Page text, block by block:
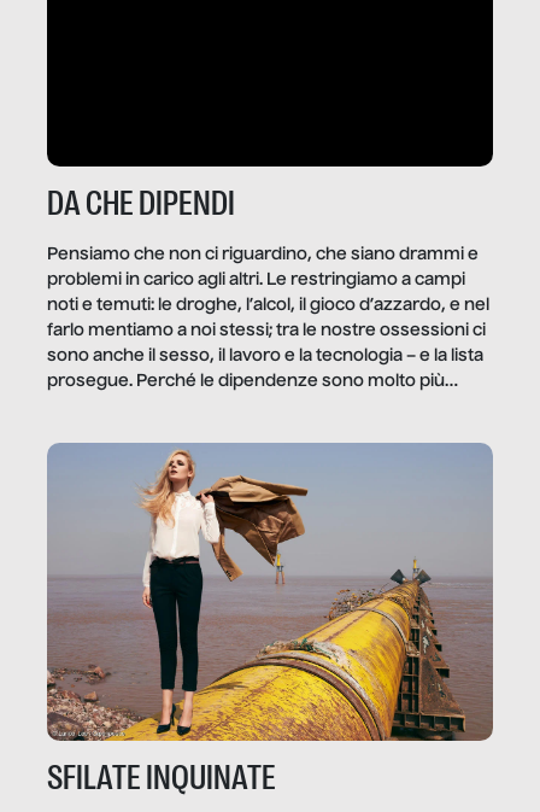
DA CHE DIPENDI
Pensiamo che non ci riguardino, che siano drammi e
problemi in carico agli altri. Le restringiamo a campi
noti e temuti: le droghe, l’alcol, il gioco d’azzardo, e nel
farlo mentiamo a noi stessi; tra le nostre ossessioni ci
sono anche il sesso, il lavoro e la tecnologia – e la lista
prosegue. Perché le dipendenze sono molto più
trae un guadagno. In questo reportage vediamo
quale e come.
SFILATE INQUINATE